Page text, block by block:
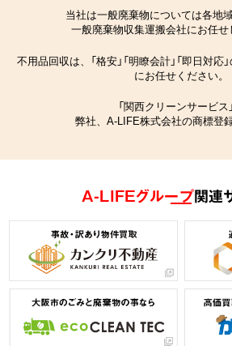
当社は一般廃棄物については各地
一般廃棄物収集運搬会社にお任
不用品回収は、「格安」「明瞭会計」「即日対
にお任せください。
「関西クリーンサービス
弊社、A-LIFE株式会社の商標登
A-LIFEグループ関連